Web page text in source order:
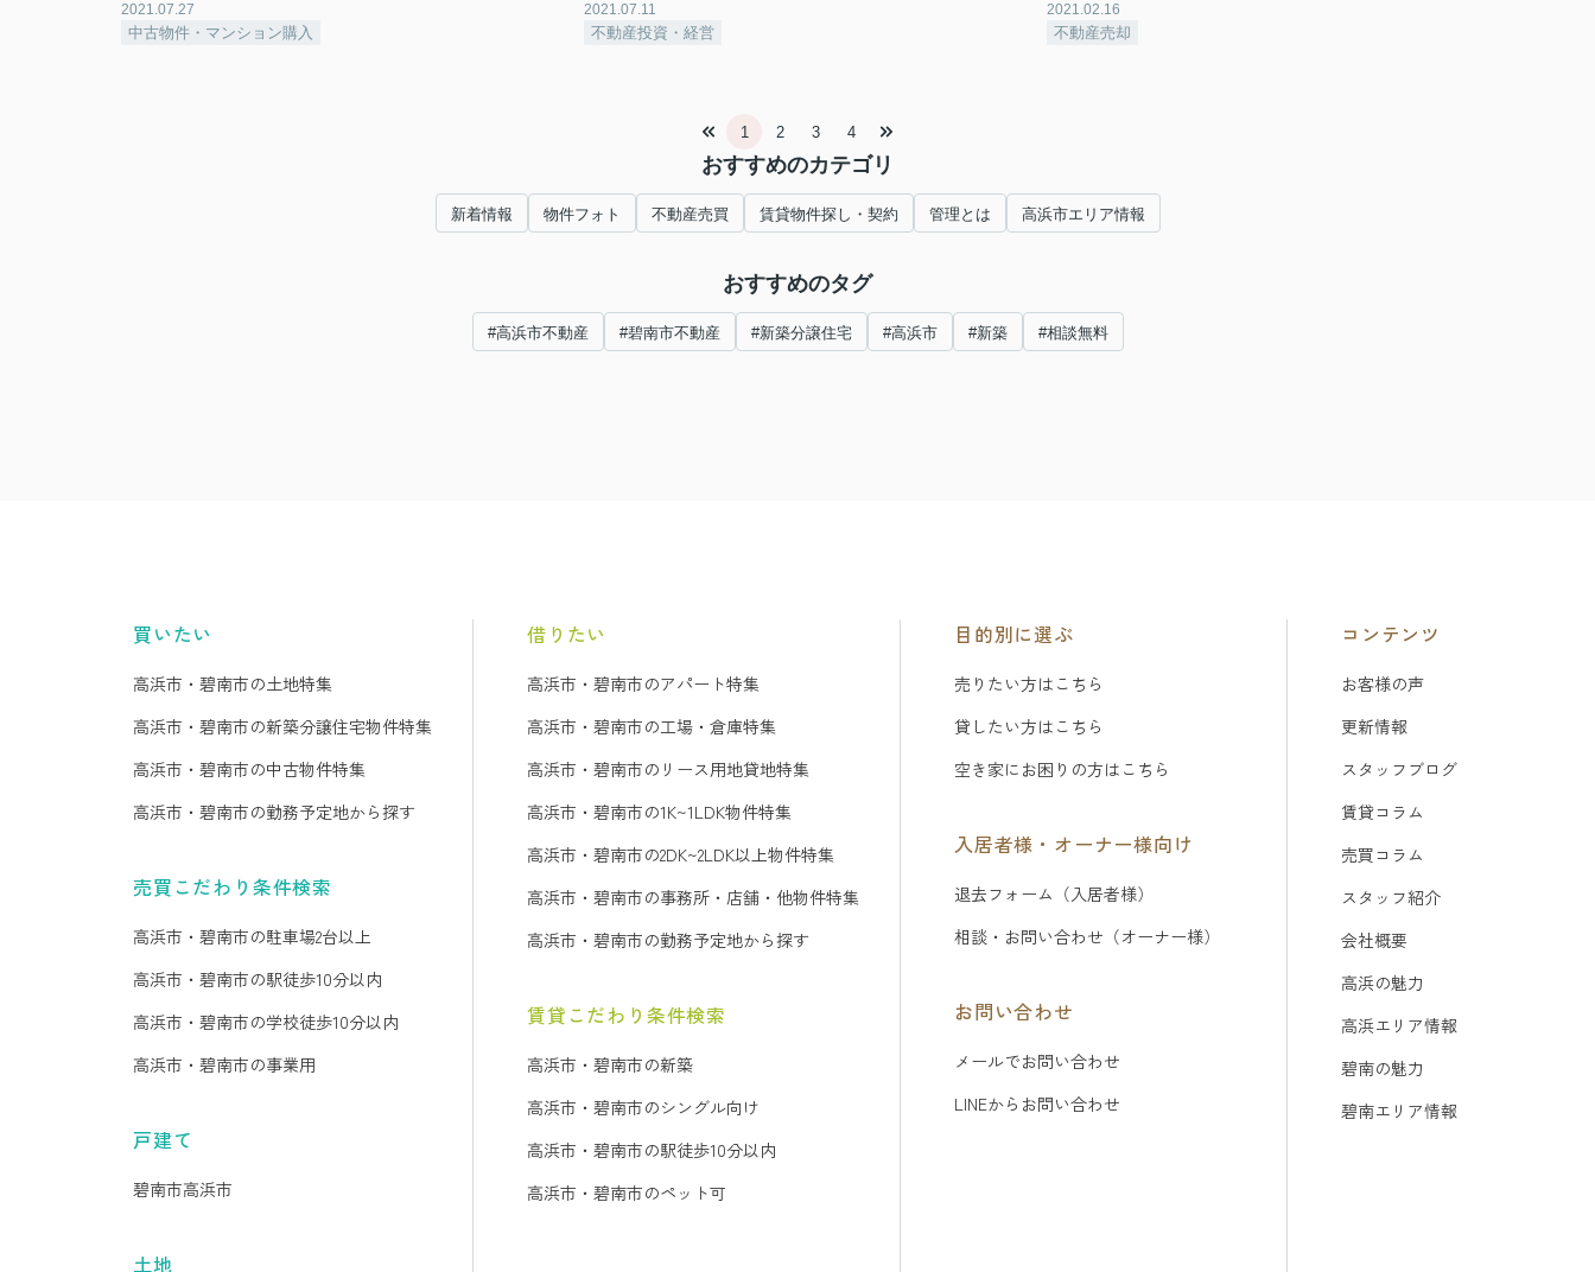
2021.07.27
中古物件・マンション購入
2021.07.11
不動産投資・経営
2021.02.16
不動産売却
1 2 3 4
おすすめのカテゴリ
新着情報 物件フォト 不動産売買 賃貸物件探し・契約 管理とは 高浜市エリア情報
おすすめのタグ
#高浜市不動産 #碧南市不動産 #新築分譲住宅 #高浜市 #新築 #相談無料
買いたい
高浜市・碧南市の土地特集
高浜市・碧南市の新築分譲住宅物件特集
高浜市・碧南市の中古物件特集
高浜市・碧南市の勤務予定地から探す
売買こだわり条件検索
高浜市・碧南市の駐車場2台以上
高浜市・碧南市の駅徒歩10分以内
高浜市・碧南市の学校徒歩10分以内
高浜市・碧南市の事業用
戸建て
碧南市高浜市
土地
借りたい
高浜市・碧南市のアパート特集
高浜市・碧南市の工場・倉庫特集
高浜市・碧南市のリース用地貸地特集
高浜市・碧南市の1K~1LDK物件特集
高浜市・碧南市の2DK~2LDK以上物件特集
高浜市・碧南市の事務所・店舗・他物件特集
高浜市・碧南市の勤務予定地から探す
賃貸こだわり条件検索
高浜市・碧南市の新築
高浜市・碧南市のシングル向け
高浜市・碧南市の駅徒歩10分以内
高浜市・碧南市のペット可
目的別に選ぶ
売りたい方はこちら
貸したい方はこちら
空き家にお困りの方はこちら
入居者様・オーナー様向け
退去フォーム（入居者様）
相談・お問い合わせ（オーナー様）
お問い合わせ
メールでお問い合わせ
LINEからお問い合わせ
コンテンツ
お客様の声
更新情報
スタッフブログ
賃貸コラム
売買コラム
スタッフ紹介
会社概要
高浜の魅力
高浜エリア情報
碧南の魅力
碧南エリア情報